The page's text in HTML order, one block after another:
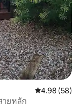
คะแนนเฉลี่ย
4.98 (58)
ายหลัก